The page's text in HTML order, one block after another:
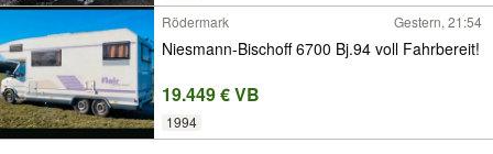
Rödermark
Gestern, 21:54
Niesmann-Bischoff 6700 Bj.94 voll Fahrbereit!
19.449 € VB
1994